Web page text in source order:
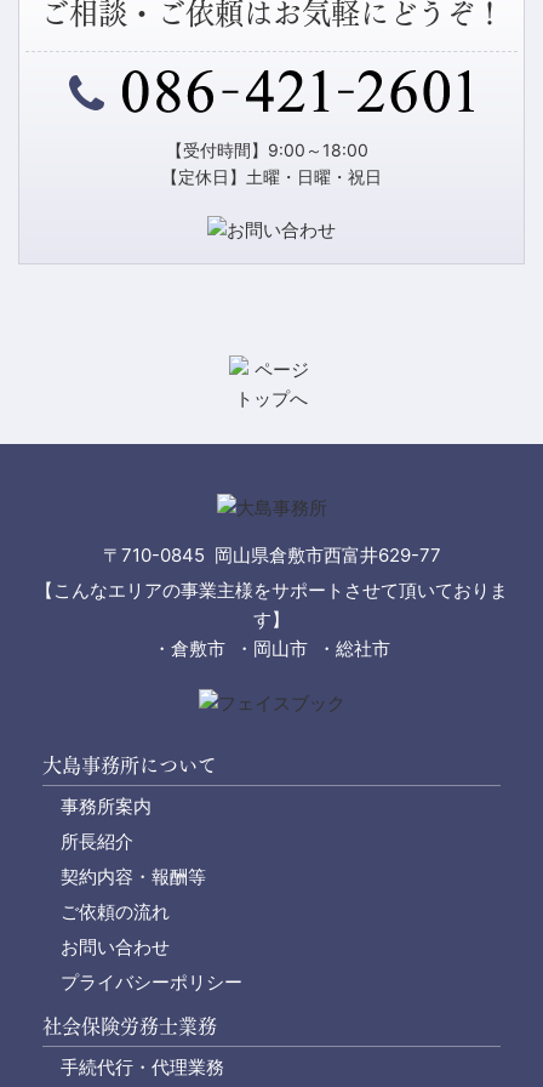
ご相談・ご依頼はお気軽にどうぞ！
【受付時間】9:00～18:00
【定休日】土曜・日曜・祝日
〒710-0845 岡山県倉敷市西富井629-77
【こんなエリアの事業主様をサポートさせて頂いておりま
す】
・倉敷市 ・岡山市 ・総社市
大島事務所について
事務所案内
所長紹介
契約内容・報酬等
ご依頼の流れ
お問い合わせ
プライバシーポリシー
社会保険労務士業務
手続代行・代理業務